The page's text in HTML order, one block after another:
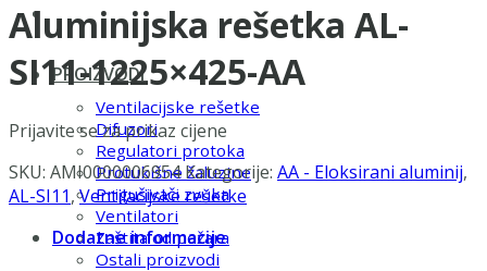
PROIZVODI
Ventilacijske rešetke
Difuzori
Regulatori protoka
Protukišne žaluzine
Prigušivači zvuka
Ventilatori
Zaštita od požara
Ostali proizvodi
Aluminijska rešetka AL-
SI11-1225×425-AA
Prijavite se za prikaz cijene
SKU: AMI0000006954 Kategorije: AA - Eloksirani aluminij,
AL-SI11,Ventilacijske rešetke
Dodatne informacije